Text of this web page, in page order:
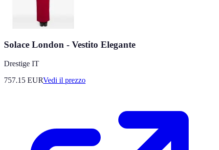
Solace London - Vestito Elegante
Drestige IT
757.15 EURVedi il prezzo